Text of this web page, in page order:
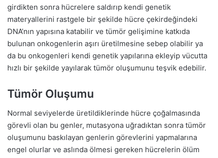
girdikten sonra hücrelere saldırıp kendi genetik
materyallerini rastgele bir şekilde hücre çekirdeğindeki
DNA’nın yapısına katabilir ve tümör gelişimine katkıda
bulunan onkogenlerin aşırı üretilmesine sebep olabilir ya
da bu onkogenleri kendi genetik yapılarına ekleyip vücutta
hızlı bir şekilde yayılarak tümör oluşumunu teşvik edebilir.
Tümör Oluşumu
Normal seviyelerde üretildiklerinde hücre çoğalmasında
görevli olan bu genler, mutasyona uğradıktan sonra tümör
oluşumunu baskılayan genlerin görevlerini yapmalarına
engel olurlar ve aslında ölmesi gereken hücrelerin ölüm